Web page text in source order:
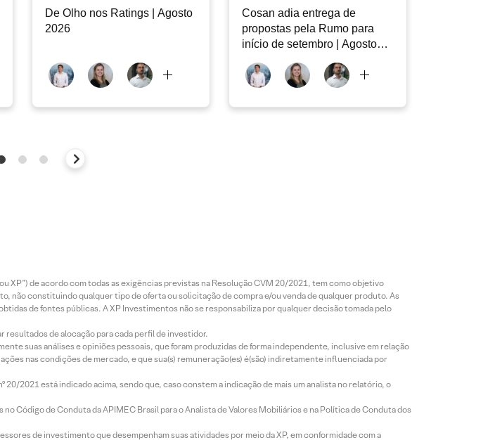
De Olho nos Ratings | Agosto
2026
Cosan adia entrega de
propostas pela Rumo para
início de setembro | Agosto
XP”) de acordo com todas as exigências previstas na Resolução CVM 20/2021, tem como objetivo
não constituindo qualquer tipo de oferta ou solicitação de compra e/ou venda de qualquer produto. As
de fontes públicas. A XP Investimentos não se responsabiliza por qualquer decisão tomada pelo
de alocação para cada perfil de investidor.
suas análises e opiniões pessoais, que foram produzidas de forma independente, inclusive em relação
nas condições de mercado, e que sua(s) remuneração(es) é(são) indiretamente influenciada por
2021 está indicado acima, sendo que, caso constem a indicação de mais um analista no relatório, o
Código de Conduta da APIMEC Brasil para o Analista de Valores Mobiliários e na Política de Conduta dos
de investimento que desempenham suas atividades por meio da XP, em conformidade com a